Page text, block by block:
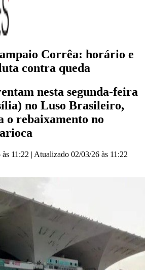
Corrêa: horário e
contra queda
nesta segunda-feira
no Luso Brasileiro,
o rebaixamento no
11:22 | Atualizado 02/03/26 às 11:22